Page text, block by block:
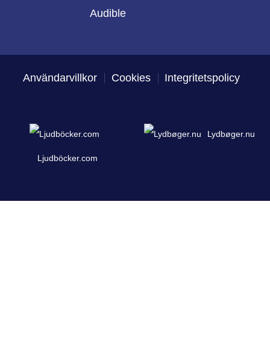
Audible
Användarvillkor Cookies Integritetspolicy
Ljudböcker.com
Lydbøger.nu